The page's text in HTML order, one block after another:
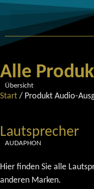
Alle
Übersicht
Start / Produkt Audio-
Lautsprecher
AUDAPHON
Hier finden Sie alle
anderen Marken.